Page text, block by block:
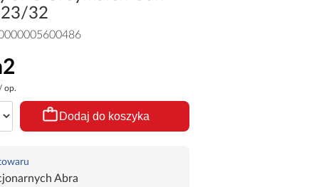
23/32
op.
Dodaj do koszyka
Abra